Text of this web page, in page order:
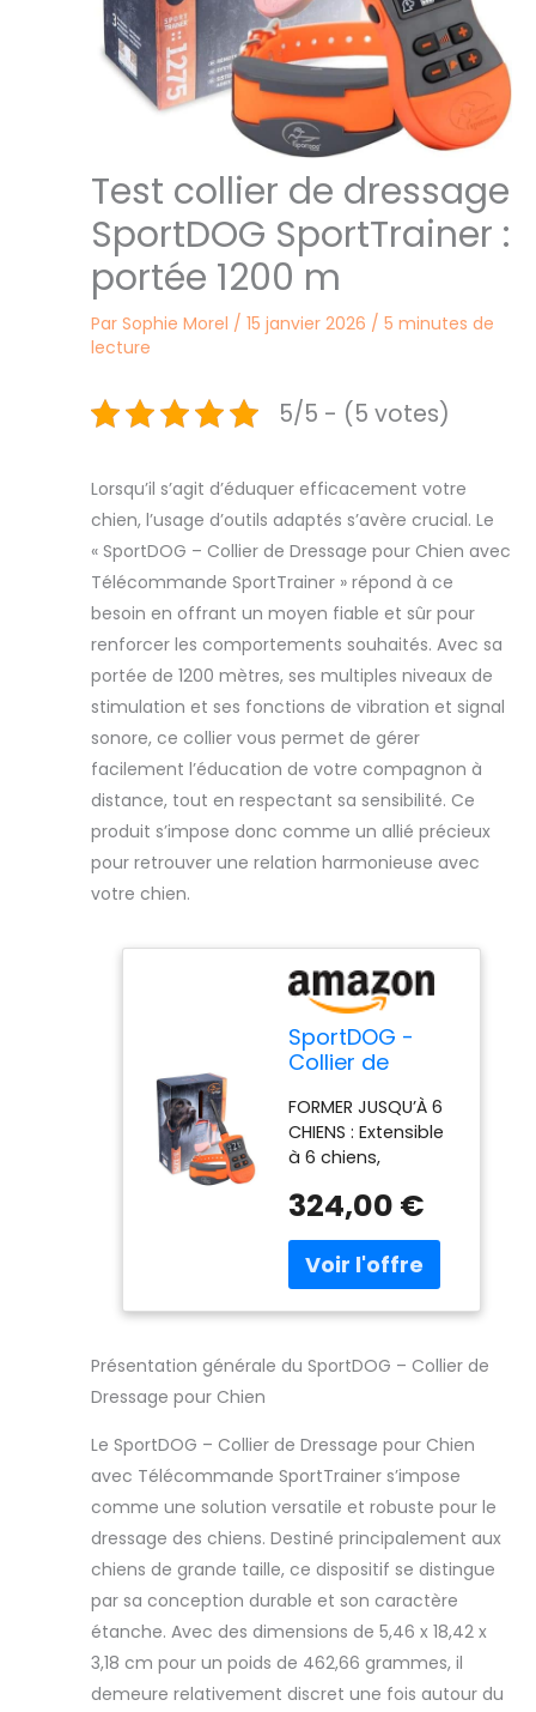
Test collier de dressage
SportDOG SportTrainer :
portée 1200 m
Par Sophie Morel / 15 janvier 2026 / 5 minutes de
lecture
5/5 - (5 votes)
Lorsqu’il s’agit d’éduquer efficacement votre
chien, l’usage d’outils adaptés s’avère crucial. Le
« SportDOG – Collier de Dressage pour Chien avec
Télécommande SportTrainer » répond à ce
besoin en offrant un moyen fiable et sûr pour
renforcer les comportements souhaités. Avec sa
portée de 1200 mètres, ses multiples niveaux de
stimulation et ses fonctions de vibration et signal
sonore, ce collier vous permet de gérer
facilement l’éducation de votre compagnon à
distance, tout en respectant sa sensibilité. Ce
produit s’impose donc comme un allié précieux
pour retrouver une relation harmonieuse avec
votre chien.
SportDOG -
Collier de
Chien avec
Télécommande
SportTrainer,
Submersible, 10
Niveaux de
Stimulation
Statique,
Vibration et
Signal Sonore -
FORMER JUSQU’À 6
CHIENS : Extensible
à 6 chiens,
communication
chasseurs et aux
dresseurs. Portée :
1200 m 10 NIVEAUX
OPTION SON OU
VIBRATION : La
manuelle étanche
propose 10 niveaux
de stimulation
électrostatique
pouvant être
sélectionnés
instantanément.
Possibilité
également de
choisir entre un
dressage par
324,00 €
Présentation générale du SportDOG – Collier de
Dressage pour Chien
Le SportDOG – Collier de Dressage pour Chien
avec Télécommande SportTrainer s’impose
comme une solution versatile et robuste pour le
dressage des chiens. Destiné principalement aux
chiens de grande taille, ce dispositif se distingue
par sa conception durable et son caractère
étanche. Avec des dimensions de 5,46 x 18,42 x
3,18 cm pour un poids de 462,66 grammes, il
demeure relativement discret une fois autour du